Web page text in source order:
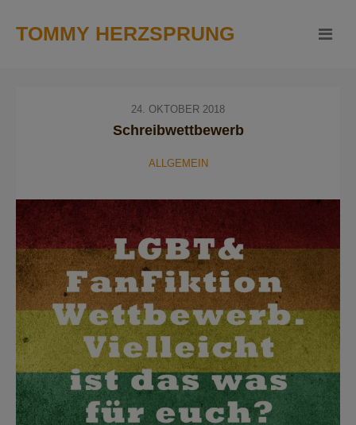
TOMMY HERZSPRUNG
24. OKTOBER 2018
Schreibwettbewerb
ALLGEMEIN